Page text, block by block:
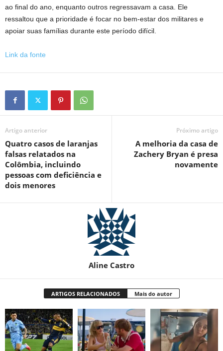
ao final do ano, enquanto outros regressavam a casa. Ele
ressaltou que a prioridade é focar no bem-estar dos militares e
apoiar suas famílias durante este período difícil.
Link da fonte
Artigo anterior
Quatro casos de laranjas
falsas relatados na
Colômbia, incluindo
pessoas com deficiência e
dois menores
Próximo artigo
A melhoria da casa de
Zachery Bryan é presa
novamente
Aline Castro
ARTIGOS RELACIONADOS Mais do autor